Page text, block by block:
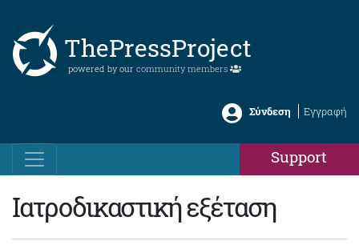
ThePressProject
powered by our community members
Σύνδεση Εγγραφή
Support
Ιατροδικαστική εξέταση